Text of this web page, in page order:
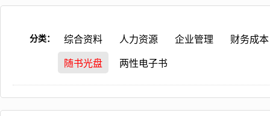
分类： 综合资料 人力资源 企业管理 财务成本
随书光盘 两性电子书